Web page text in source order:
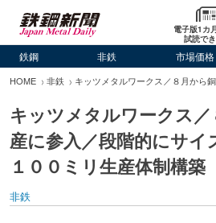
電子版1カ
試読で
鉄鋼 非鉄 市場価格
HOME 非鉄 キッツメタルワークス／８月から
キッツメタルワークス
産に参入／段階的にサイ
１００ミリ生産体制構築
非鉄